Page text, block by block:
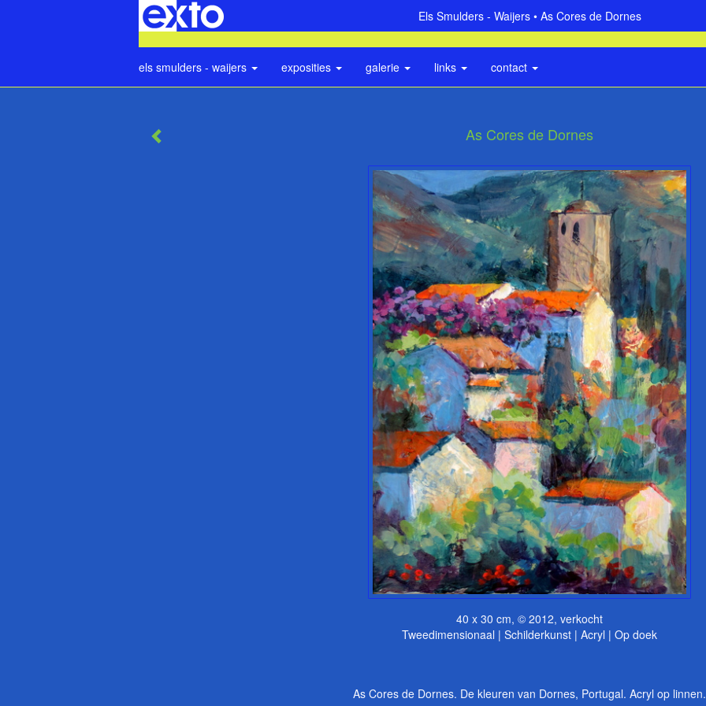
Els Smulders - Waijers As Cores de Dornes
els smulders - waijers exposities galerie links contact
As Cores de Dornes
40 x 30 cm, © 2012, verkocht
Tweedimensionaal | Schilderkunst | Acryl | Op doek
As Cores de Dornes. De kleuren van Dornes, Portugal. Acryl op linnen.